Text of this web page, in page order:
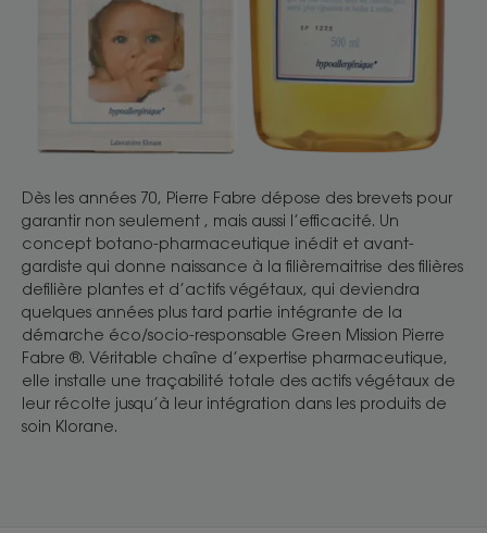
Dès les années 70, Pierre Fabre dépose des brevets pour
garantir non seulement , mais aussi l’efficacité. Un
concept botano-pharmaceutique inédit et avant-
gardiste qui donne naissance à la filièremaitrise des filières
defilière plantes et d’actifs végétaux, qui deviendra
quelques années plus tard partie intégrante de la
démarche éco/socio-responsable Green Mission Pierre
Fabre ®. Véritable chaîne d’expertise pharmaceutique,
elle installe une traçabilité totale des actifs végétaux de
leur récolte jusqu’à leur intégration dans les produits de
soin Klorane.